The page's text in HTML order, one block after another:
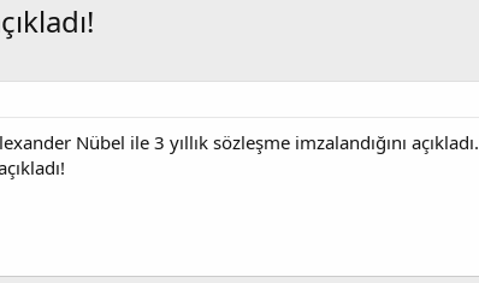
Nübel ile 3 yıllık sözleşme imzalandığını açıkladı.